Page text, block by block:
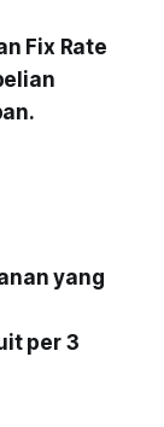
Fix Rate
yang
per 3